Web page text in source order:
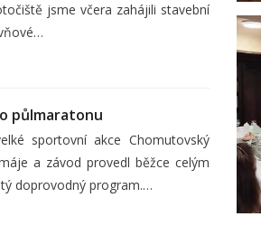
jsme včera zahájili stavební
půlmaratonu
sportovní akce Chomutovský
a závod provedl běžce celým
doprovodný program.…